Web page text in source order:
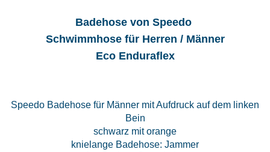
Badehose von Speedo
Schwimmhose für Herren / Männer
Eco Enduraflex
Speedo Badehose für Männer mit Aufdruck auf dem linken
Bein
schwarz mit orange
knielange Badehose: Jammer